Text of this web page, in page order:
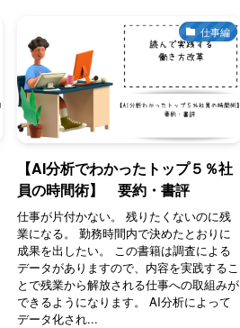
仕事編
【AI分析でわかったトップ５％社
員の時間術】 要約・書評
仕事が片付かない。 残りたくないのに残
業になる。 勤務時間内で決めたとおりに
成果を出したい。 この書籍は調査による
データがありますので、内容を実践するこ
とで残業から解放される仕事への取組みが
できるようになります。 AI分析によって
データ化され...